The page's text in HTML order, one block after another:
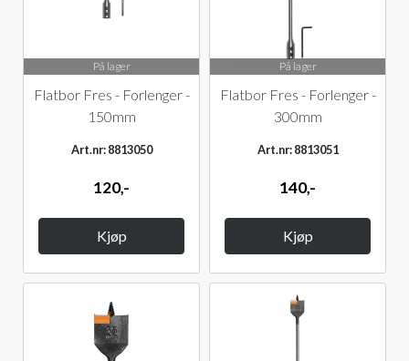
På lager
Flatbor Fres - Forlenger -
150mm
Art.nr: 8813050
120,-
Kjøp
På lager
Flatbor Fres - Forlenger -
300mm
Art.nr: 8813051
140,-
Kjøp